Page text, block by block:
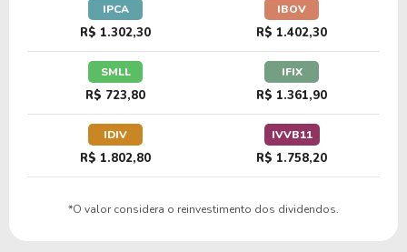
IPCA
R$ 1.302,30
IBOV
R$ 1.402,30
SMLL
R$ 723,80
IFIX
R$ 1.361,90
IDIV
R$ 1.802,80
IVVB11
R$ 1.758,20
*O valor considera o reinvestimento dos dividendos.